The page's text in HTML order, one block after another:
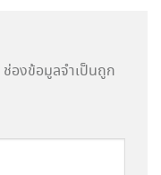
ช่องข้อมูลจำเป็นถูก